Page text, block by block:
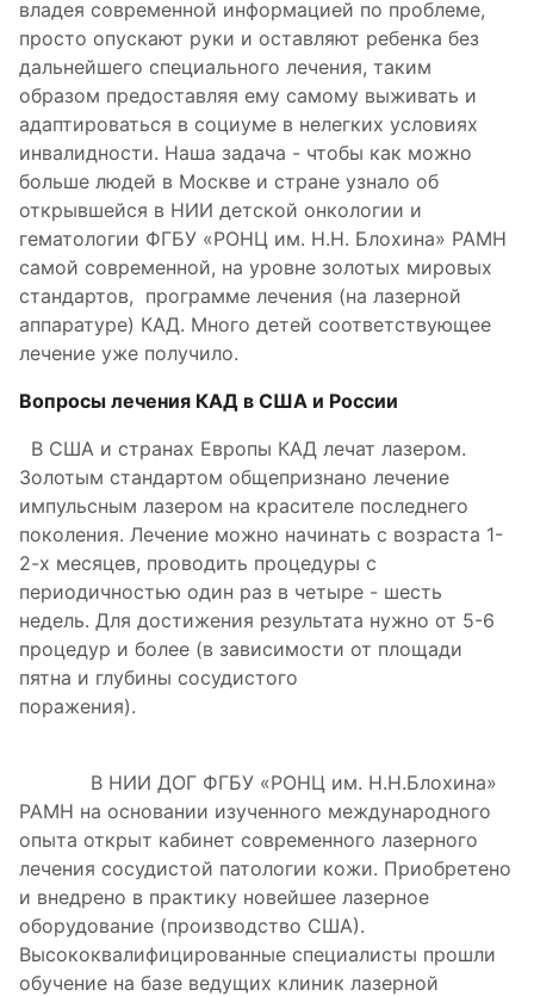
владея современной информацией по проблеме,
просто опускают руки и оставляют ребенка без
дальнейшего специального лечения, таким
образом предоставляя ему самому выживать и
адаптироваться в социуме в нелегких условиях
инвалидности. Наша задача - чтобы как можно
больше людей в Москве и стране узнало об
открывшейся в НИИ детской онкологии и
гематологии ФГБУ «РОНЦ им. Н.Н. Блохина» РАМН
самой современной, на уровне золотых мировых
стандартов, программе лечения (на лазерной
аппаратуре) КАД. Много детей соответствующее
лечение уже получило.
Вопросы лечения КАД в США и России
В США и странах Европы КАД лечат лазером.
Золотым стандартом общепризнано лечение
импульсным лазером на красителе последнего
поколения. Лечение можно начинать с возраста 1-
2-х месяцев, проводить процедуры с
периодичностью один раз в четыре - шесть
недель. Для достижения результата нужно от 5-6
процедур и более (в зависимости от площади
пятна и глубины сосудистого
В НИИ ДОГ ФГБУ «РОНЦ им. Н.Н.Блохина»
РАМН на основании изученного международного
опыта открыт кабинет современного лазерного
лечения сосудистой патологии кожи. Приобретено
и внедрено в практику новейшее лазерное
оборудование (производство США).
Высококвалифицированные специалисты прошли
обучение на базе ведущих клиник лазерной